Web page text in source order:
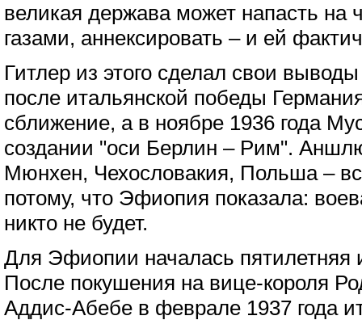
великая держава может напасть на
газами, аннексировать – и ей
Гитлер из этого сделал свои
после итальянской победы
сближение, а в ноябре 1936 года
создании "оси Берлин – Рим".
Мюнхен, Чехословакия, Польша –
потому, что Эфиопия показала:
никто не будет.
Для Эфиопии началась пятилетняя
После покушения на вице-короля
Аддис-Абебе в феврале 1937 года